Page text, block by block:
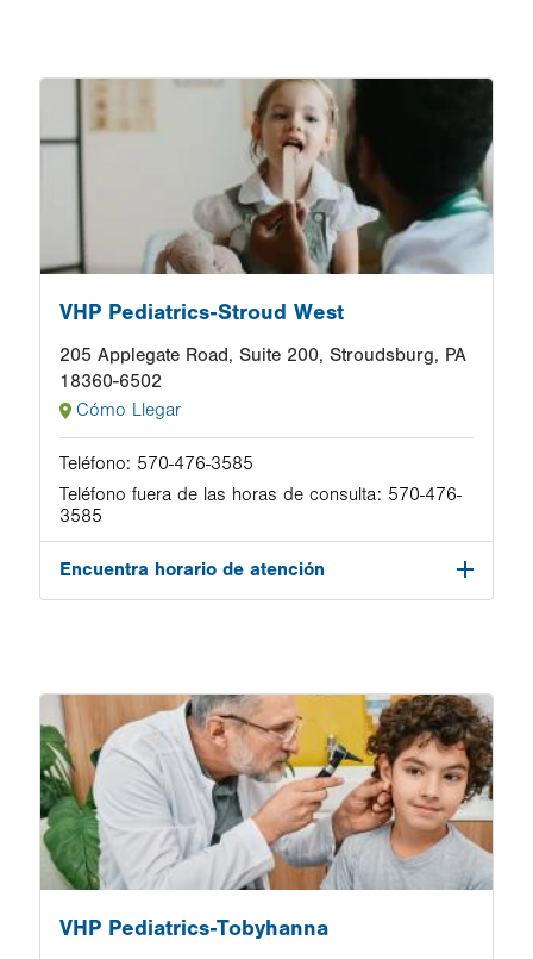
VHP Pediatrics-Stroud West
205 Applegate Road, Suite 200, Stroudsburg, PA
18360-6502
Cómo Llegar
Teléfono: 570-476-3585
Teléfono fuera de las horas de consulta: 570-476-
3585
Encuentra horario de atención
Image
VHP Pediatrics-Tobyhanna